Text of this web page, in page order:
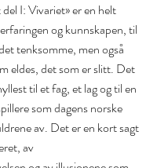
(1)1 post
(1)1 post
(1)1 post
(1)1 post
2 posts
1 post
(2)2 posts
I: Vivariet» er en helt
og kunnskapen, til
tenksomme, men også
eldes, det som er slitt. Det
til et fag, et lag og til en
som dagens norske
av. Det er en kort sagt
av